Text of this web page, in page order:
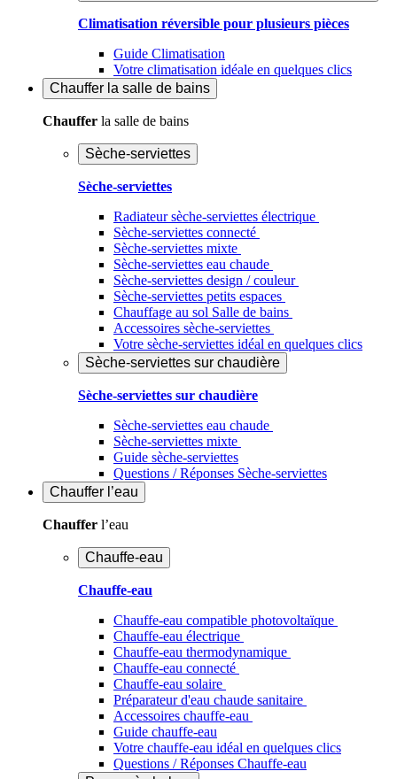
Climatisation réversible pour plusieurs pièces
Guide Climatisation
Votre climatisation idéale en quelques clics
Chauffer la salle de bains
Chauffer la salle de bains
Sèche-serviettes
Sèche-serviettes
Radiateur sèche-serviettes électrique
Sèche-serviettes connecté
Sèche-serviettes mixte
Sèche-serviettes eau chaude
Sèche-serviettes design / couleur
Sèche-serviettes petits espaces
Chauffage au sol Salle de bains
Accessoires sèche-serviettes
Votre sèche-serviettes idéal en quelques clics
Sèche-serviettes sur chaudière
Sèche-serviettes sur chaudière
Sèche-serviettes eau chaude
Sèche-serviettes mixte
Guide sèche-serviettes
Questions / Réponses Sèche-serviettes
Chauffer l’eau
Chauffer l’eau
Chauffe-eau
Chauffe-eau
Chauffe-eau compatible photovoltaïque
Chauffe-eau électrique
Chauffe-eau thermodynamique
Chauffe-eau connecté
Chauffe-eau solaire
Préparateur d'eau chaude sanitaire
Accessoires chauffe-eau
Guide chauffe-eau
Votre chauffe-eau idéal en quelques clics
Questions / Réponses Chauffe-eau